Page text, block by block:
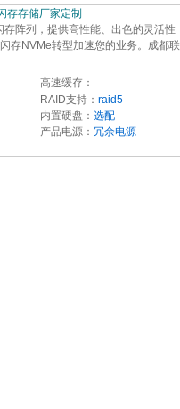
存存储厂家定制
阵列，提供高性能、出色的灵活性
存NVMe转型加速您的业务。成都联
高速缓存：
RAID支持： raid5
内置硬盘： 选配
产品电源： 冗余电源